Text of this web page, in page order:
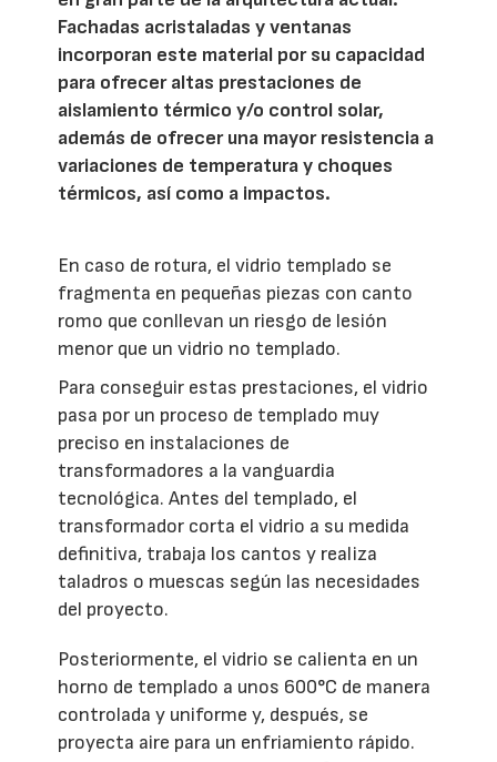
Fachadas acristaladas y ventanas
incorporan este material por su capacidad
para ofrecer altas prestaciones de
aislamiento térmico y/o control solar,
además de ofrecer una mayor resistencia a
variaciones de temperatura y choques
térmicos, así como a impactos.
En caso de rotura, el vidrio templado se
fragmenta en pequeñas piezas con canto
romo que conllevan un riesgo de lesión
menor que un vidrio no templado.
Para conseguir estas prestaciones, el vidrio
pasa por un proceso de templado muy
preciso en instalaciones de
transformadores a la vanguardia
tecnológica. Antes del templado, el
transformador corta el vidrio a su medida
definitiva, trabaja los cantos y realiza
taladros o muescas según las necesidades
del proyecto.
Posteriormente, el vidrio se calienta en un
horno de templado a unos 600°C de manera
controlada y uniforme y, después, se
proyecta aire para un enfriamiento rápido.